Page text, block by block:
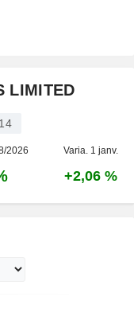
LIMITED
2026 Varia. 1 janv.
+2,06 %